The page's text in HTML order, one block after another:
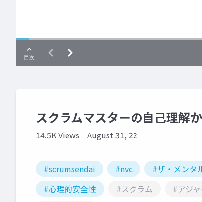
スクラムマスターの自己理解
14.5K Views August 31, 22
#scrumsendai #nvc #ザ・メンタ
#心理的安全性
#スクラム #アジ